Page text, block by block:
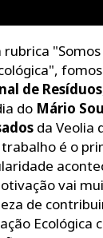
de Resíduos
do Mário
da Veolia
é o
vai
de
Ecológica